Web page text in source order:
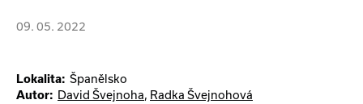
09. 05. 2022
Lokalita: Španělsko
Autor: David Švejnoha
Radka Švejnohová